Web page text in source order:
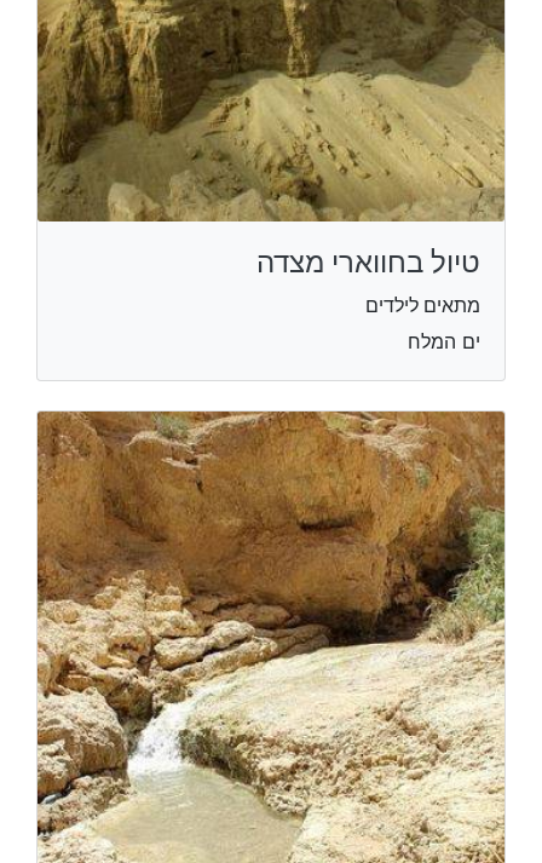
טיול בחווארי מצדה
מתאים לילדים
ים המלח